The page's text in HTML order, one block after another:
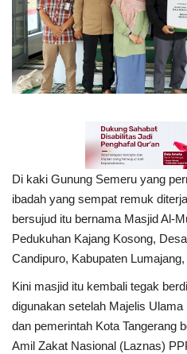
Blog
Video
Di kaki Gunung Semeru yang
ibadah yang sempat remuk
bersujud itu bernama Masjid Al-
Pedukuhan Kajang Kosong,
Candipuro, Kabupaten
Kini masjid itu kembali tegak
digunakan setelah Majelis
dan pemerintah Kota Tangerang
Amil Zakat Nasional (Laznas)